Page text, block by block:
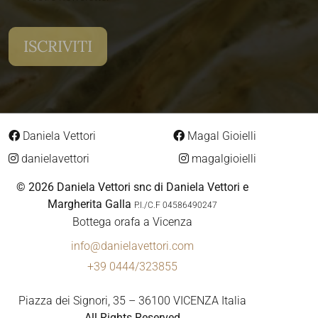
Daniela Vettori
danielavettori
Magal Gioielli
magalgioielli
© 2026 Daniela Vettori snc di Daniela Vettori e
Margherita Galla P.I./C.F 04586490247
Bottega orafa a Vicenza
info@danielavettori.com
+39 0444/323855
Piazza dei Signori, 35 – 36100 VICENZA Italia